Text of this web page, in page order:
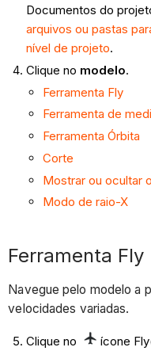
Documentos do
arquivos ou pastas
nível de projeto.
Clique no modelo.
Ferramenta Fly
Ferramenta de
Ferramenta Órbita
Corte
Mostrar ou ocultar
Modo de raio-X
Ferramenta Fly
Navegue pelo modelo a
velocidades variadas.
Clique no ícone